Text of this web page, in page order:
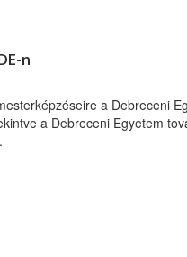
n
a Debreceni
a Debreceni Egyetem